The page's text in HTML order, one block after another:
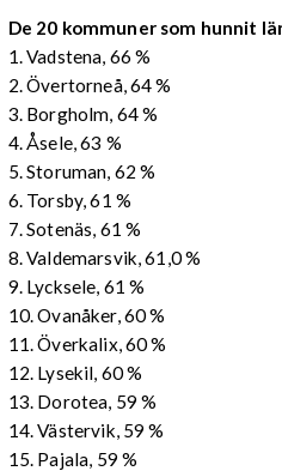
De 20 kommuner som hunnit
1. Vadstena, 66 %
2. Övertorneå, 64 %
3. Borgholm, 64 %
4. Åsele, 63 %
5. Storuman, 62 %
6. Torsby, 61 %
7. Sotenäs, 61 %
8. Valdemarsvik, 61,0 %
9. Lycksele, 61 %
10. Ovanåker, 60 %
11. Överkalix, 60 %
12. Lysekil, 60 %
13. Dorotea, 59 %
14. Västervik, 59 %
15. Pajala, 59 %